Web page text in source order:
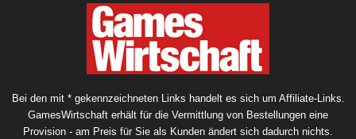
Bei den mit * gekennzeichneten Links handelt es sich um Affiliate-Links.
GamesWirtschaft erhält für die Vermittlung von Bestellungen eine
Provision - am Preis für Sie als Kunden ändert sich dadurch nichts.